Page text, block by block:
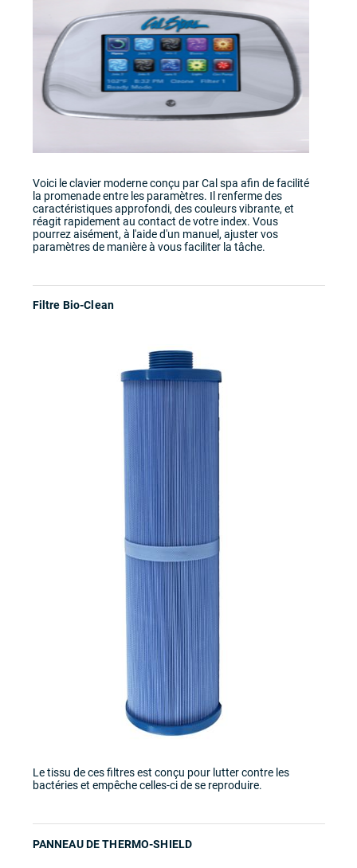
Voici le clavier moderne conçu par Cal spa afin de facilité
la promenade entre les paramètres. Il renferme des
caractéristiques approfondi, des couleurs vibrante, et
réagit rapidement au contact de votre index. Vous
pourrez aisément, à l'aide d'un manuel, ajuster vos
paramètres de manière à vous faciliter la tâche.
Filtre Bio-Clean
Le tissu de ces filtres est conçu pour lutter contre les
bactéries et empêche celles-ci de se reproduire.
PANNEAU DE THERMO-SHIELD